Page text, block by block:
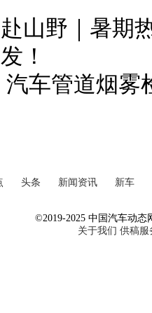
山野｜暑期
！
汽车管道烟
头条 新闻资讯 新车
©2019-2025 中国汽车动态
关于我们 供稿服